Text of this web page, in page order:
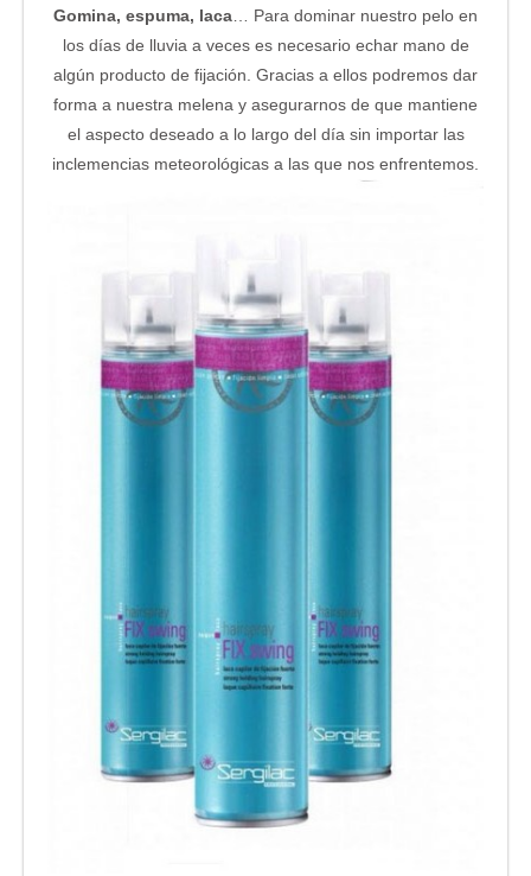
Gomina, espuma, laca … Para dominar nuestro pelo en
los días de lluvia a veces es necesario echar mano de
algún producto de fijación. Gracias a ellos podremos dar
forma a nuestra melena y asegurarnos de que mantiene
el aspecto deseado a lo largo del día sin importar las
inclemencias meteorológicas a las que nos enfrentemos.